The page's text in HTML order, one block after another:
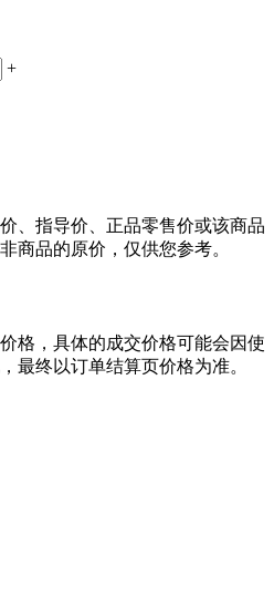
+
、指导价、正品零售价或该商品
商品的原价，仅供您参考。
格，具体的成交价格可能会因使
最终以订单结算页价格为准。